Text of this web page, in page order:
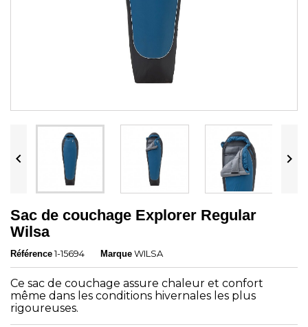
 
Sac de couchage Explorer Regular
Wilsa
Référence 1-15694 Marque WILSA
Ce sac de couchage assure chaleur et confort
même dans les conditions hivernales les plus
rigoureuses.